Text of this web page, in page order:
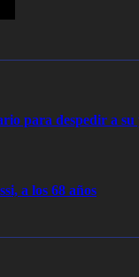
para despedir a
a los 68 años